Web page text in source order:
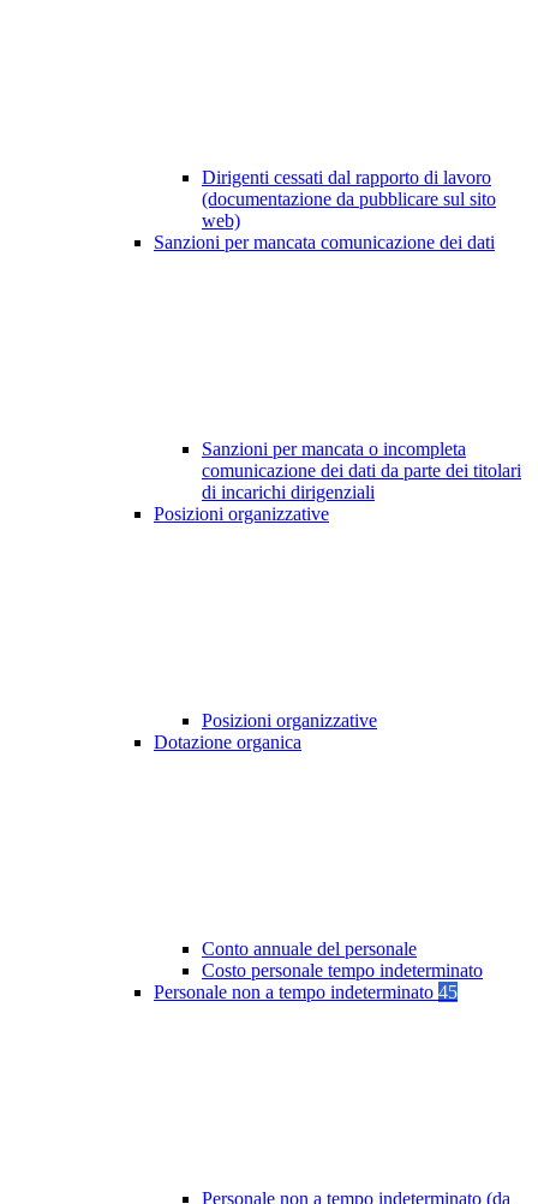
Dirigenti cessati dal rapporto di lavoro
(documentazione da pubblicare sul sito
web)
Sanzioni per mancata comunicazione dei dati
Sanzioni per mancata o incompleta
comunicazione dei dati da parte dei titolari
di incarichi dirigenziali
Posizioni organizzative
Posizioni organizzative
Dotazione organica
Conto annuale del personale
Costo personale tempo indeterminato
Personale non a tempo indeterminato 45
Personale non a tempo indeterminato (da